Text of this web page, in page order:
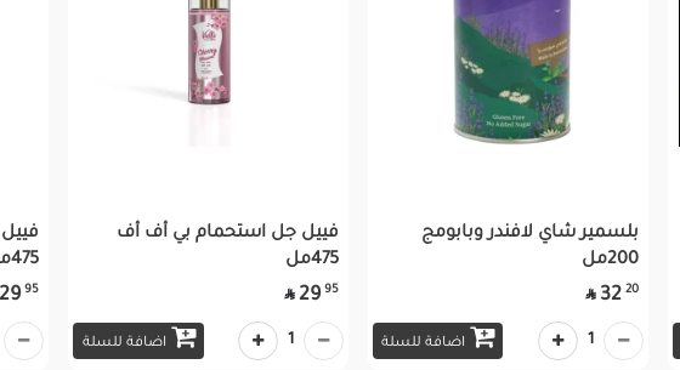
بلسمير شاي لافندر وبابومج
200مل
20
32

اضافة للسلة 1
فييل جل استحمام بي أف أف
475مل
95
29

اضافة للسلة 1
475مل
95
29